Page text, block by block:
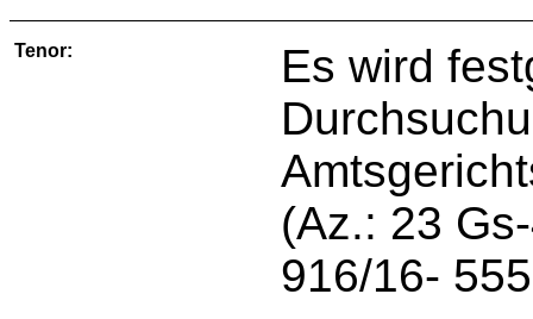
Tenor:
Es wird
(Az.: 23
916/16-